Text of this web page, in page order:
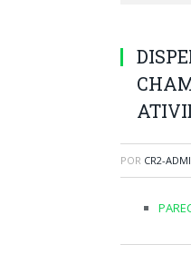
POR CR2-